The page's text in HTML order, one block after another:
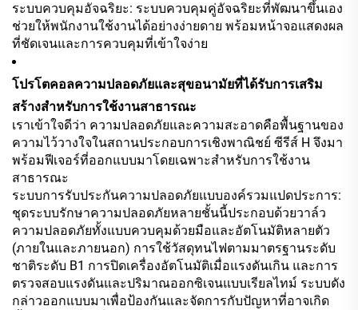
ระบบควบคุมอัจฉริยะ: ระบบควบคุมคู่อัจฉริยะที่พัฒนาขึ้นเอง
ช่วยให้พนักงานใช้งานได้อย่างง่ายดาย พร้อมหน้าจอแสดงผล
ที่ชัดเจนและการควบคุมที่เข้าใจง่าย
โปรโตคอลความปลอดภัยและสุขอนามัยที่ได้รับการเสริม
สร้างสำหรับการใช้งานสาธารณะ
เราเข้าใจดีว่า ความปลอดภัยและความสะอาดคือพื้นฐานของ
ความไว้วางใจในสถานประกอบการเชิงพาณิชย์ ซีรีส์ H จึงมา
พร้อมฟีเจอร์ที่ออกแบบมาโดยเฉพาะสำหรับการใช้งาน
สาธารณะ
ระบบการรับประกันความปลอดภัยแบบองค์รวมแปดประการ:
ชุดระบบรักษาความปลอดภัยหลายชั้นนี้ประกอบด้วยวาล์ว
ความปลอดภัยทั้งแบบควบคุมด้วยมือและอัตโนมัติหลายตัว
(ภายในและภายนอก) การใช้วัสดุทนไฟตามมาตรฐานระดับ
ชาติระดับ B1 การปิดเครื่องอัตโนมัติเมื่อแรงดันเกิน และการ
ตรวจสอบแรงดันและปริมาณออกซิเจนแบบเรียลไทม์ ระบบดัง
กล่าวออกแบบมาเพื่อป้องกันและจัดการกับปัญหาที่อาจเกิด